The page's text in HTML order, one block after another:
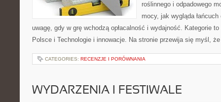
roślinnego i odpadowego
mocy, jak wygląda
uwagę, gdy w grę wchodzą opłacalność i wydajność. Kategorie
Polsce i Technologie i innowacje. Na stronie przewija się myśl,
CATEGORIES: RECENZJE I PORÓWNANIA
WYDARZENIA I FESTIWALE